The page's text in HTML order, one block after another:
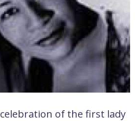
celebration of the first lady